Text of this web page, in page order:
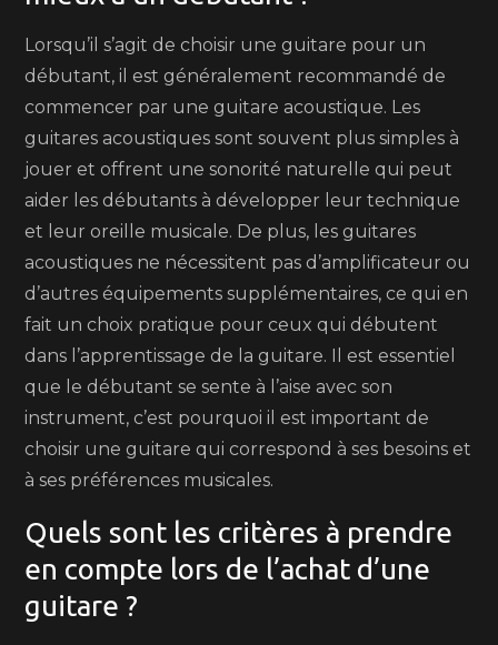
Lorsqu’il s’agit de choisir une guitare pour un
débutant, il est généralement recommandé de
commencer par une guitare acoustique. Les
guitares acoustiques sont souvent plus simples à
jouer et offrent une sonorité naturelle qui peut
aider les débutants à développer leur technique
et leur oreille musicale. De plus, les guitares
acoustiques ne nécessitent pas d’amplificateur ou
d’autres équipements supplémentaires, ce qui en
fait un choix pratique pour ceux qui débutent
dans l’apprentissage de la guitare. Il est essentiel
que le débutant se sente à l’aise avec son
instrument, c’est pourquoi il est important de
choisir une guitare qui correspond à ses besoins et
à ses préférences musicales.
Quels sont les critères à prendre
en compte lors de l’achat d’une
guitare ?